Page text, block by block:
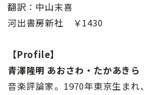
翻訳：中山末喜
河出書房新社 ￥1430
【Profile】
青澤隆明 あおさわ・たかあきら
音楽評論家。1970年東京生まれ